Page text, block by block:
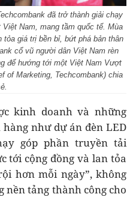
đã trở thành giải chạy
Nam, mang tầm quốc tế. Mùa
giá trị bền bỉ, bứt phá bản thân
cổ vũ người dân Việt Nam rèn
để hướng tới một Việt Nam Vượt
of Marketing, Techcombank) chia
kinh doanh và những
như dự án đèn LED
góp phần truyền tải
tới cộng đồng và lan tỏa
hơn mỗi ngày”, không
nền tảng thành công cho